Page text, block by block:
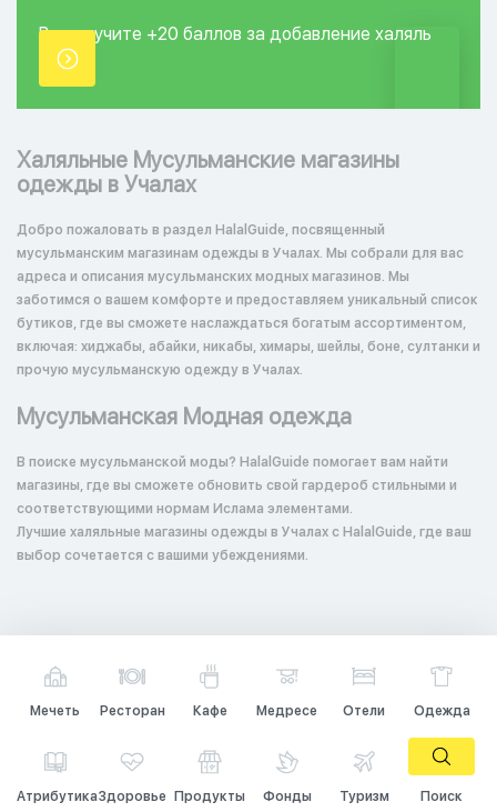
Вы получите +20 баллов за добавление халяль
точки.
Халяльные Мусульманские магазины
одежды в Учалах
Добро пожаловать в раздел HalalGuide, посвященный
мусульманским магазинам одежды в Учалах. Мы собрали для вас
адреса и описания мусульманских модных магазинов. Мы
заботимся о вашем комфорте и предоставляем уникальный список
бутиков, где вы сможете наслаждаться богатым ассортиментом,
включая: хиджабы, абайки, никабы, химары, шейлы, боне, султанки и
прочую мусульманскую одежду в Учалах.
Мусульманская Модная одежда
В поиске мусульманской моды? HalalGuide помогает вам найти
магазины, где вы сможете обновить свой гардероб стильными и
соответствующими нормам Ислама элементами.
Лучшие халяльные магазины одежды в Учалах с HalalGuide, где ваш
выбор сочетается с вашими убеждениями.
Мечеть Ресторан Кафе Медресе Отели Одежда
АтрибутикаЗдоровье Продукты Фонды Туризм Поиск